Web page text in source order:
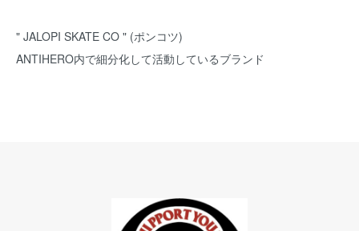
" JALOPI SKATE CO " (ポンコツ)
ANTIHERO内で細分化して活動しているブランド